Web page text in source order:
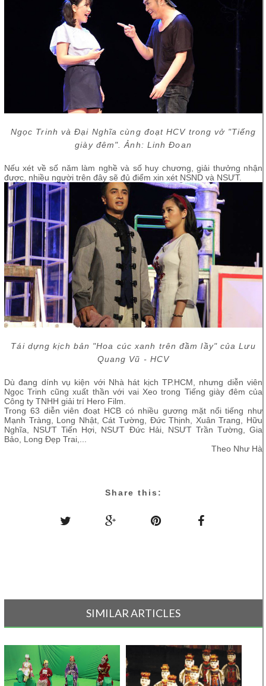
Ngọc Trinh và Đại Nghĩa cùng đoạt HCV trong vở "Tiếng
giày đêm". Ảnh: Linh Đoan
Nếu xét về số năm làm nghề và số huy chương, giải thưởng nhận
được, nhiều người trên đây sẽ đủ điểm xin xét NSND và NSƯT.
Tái dựng kịch bản "Hoa cúc xanh trên đầm lầy" của Lưu
Quang Vũ - HCV
Dù đang dính vụ kiện với Nhà hát kịch TP.HCM, nhưng diễn viên
Ngọc Trinh cũng xuất thần với vai Xeo trong Tiếng giày đêm của
Công ty TNHH giải trí Hero Film.
Trong 63 diễn viên đoạt HCB có nhiều gương mặt nổi tiếng như
Mạnh Tràng, Long Nhật, Cát Tường, Đức Thịnh, Xuân Trang, Hữu
Nghĩa, NSƯT Tiến Hợi, NSƯT Đức Hải, NSƯT Trần Tường, Gia
Bảo, Long Đẹp Trai,...
Theo Như Hà
Share this:
SIMILAR ARTICLES